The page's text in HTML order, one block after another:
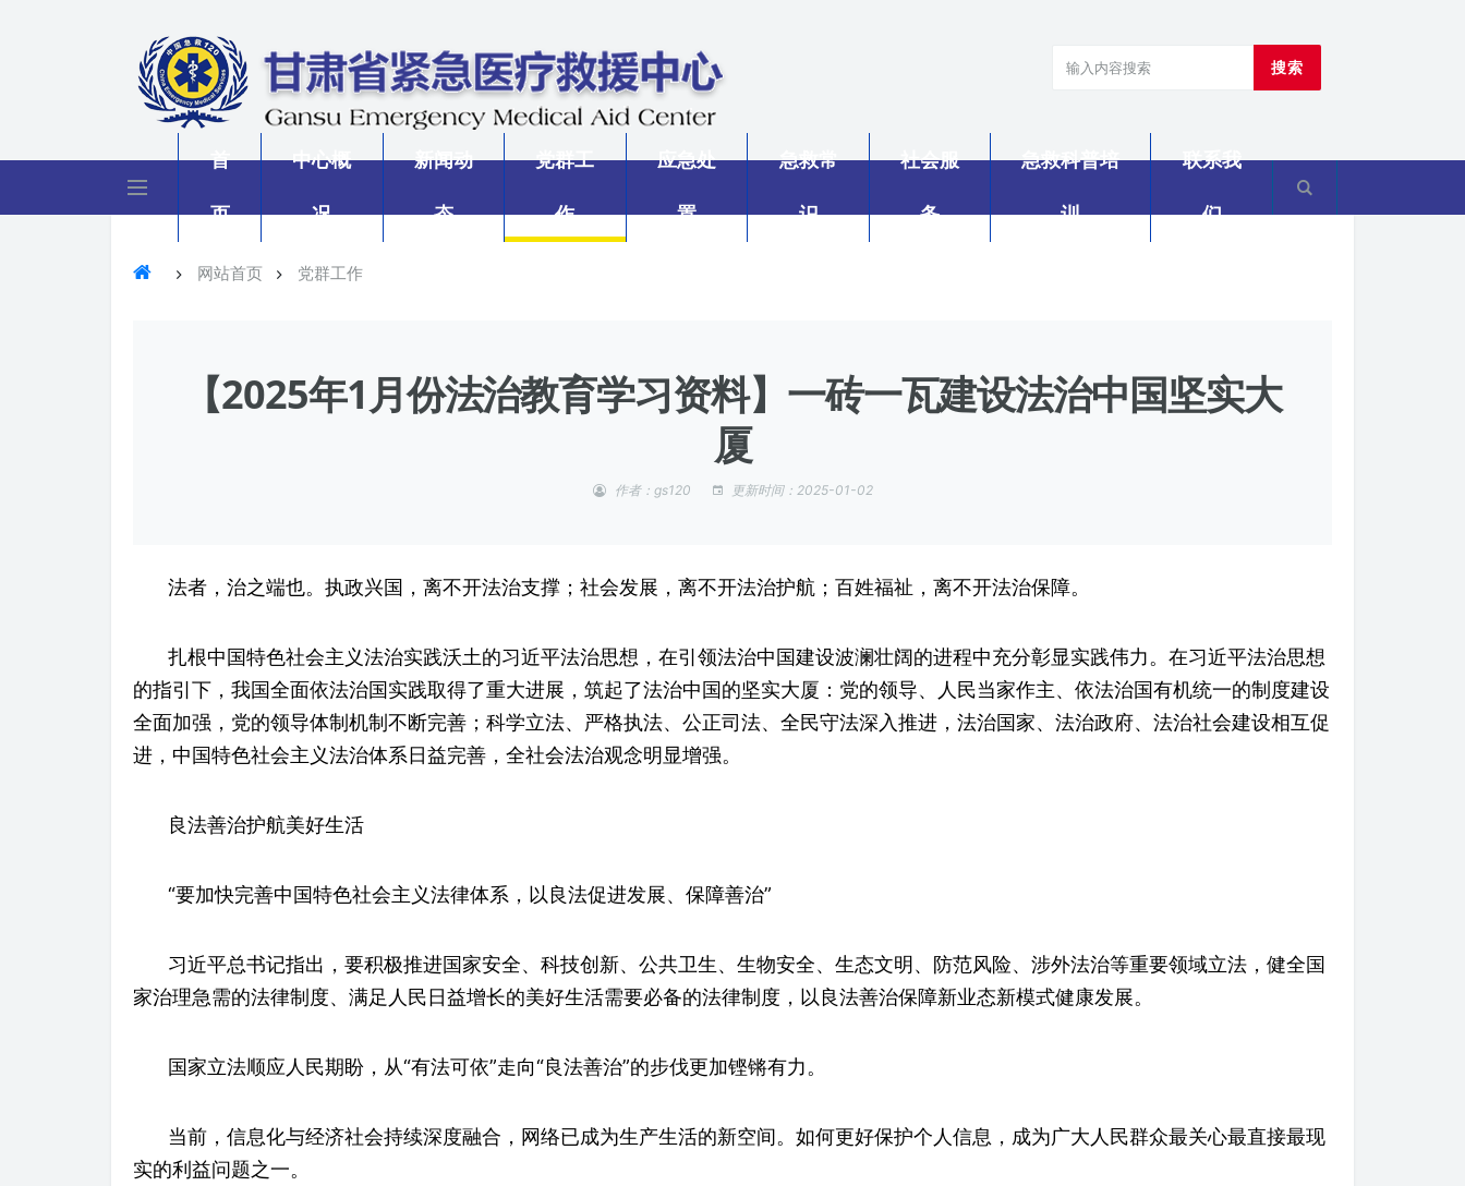
搜索
首
页
中心概
况
新闻动
态
党群工
作
应急处
置
急救常
识
社会服
务
急救科普培
训
联系我
们
网站首页 党群工作
【2025年1月份法治教育学习资料】一砖一瓦建设法治中国坚实大
厦
作者：gs120 更新时间：2025-01-02
法者，治之端也。执政兴国，离不开法治支撑；社会发展，离不开法治护航；百姓福祉，离不开法治保障。
扎根中国特色社会主义法治实践沃土的习近平法治思想，在引领法治中国建设波澜壮阔的进程中充分彰显实践伟力。在习近平法治思想
的指引下，我国全面依法治国实践取得了重大进展，筑起了法治中国的坚实大厦：党的领导、人民当家作主、依法治国有机统一的制度建设
全面加强，党的领导体制机制不断完善；科学立法、严格执法、公正司法、全民守法深入推进，法治国家、法治政府、法治社会建设相互促
进，中国特色社会主义法治体系日益完善，全社会法治观念明显增强。
良法善治护航美好生活
“要加快完善中国特色社会主义法律体系，以良法促进发展、保障善治”
习近平总书记指出，要积极推进国家安全、科技创新、公共卫生、生物安全、生态文明、防范风险、涉外法治等重要领域立法，健全国
家治理急需的法律制度、满足人民日益增长的美好生活需要必备的法律制度，以良法善治保障新业态新模式健康发展。
国家立法顺应人民期盼，从“有法可依”走向“良法善治”的步伐更加铿锵有力。
当前，信息化与经济社会持续深度融合，网络已成为生产生活的新空间。如何更好保护个人信息，成为广大人民群众最关心最直接最现
实的利益问题之一。